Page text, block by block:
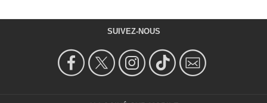
SUIVEZ-NOUS